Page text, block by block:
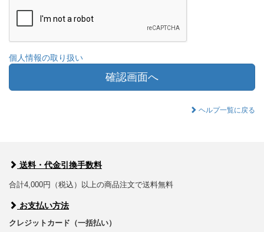
個人情報の取り扱い
確認画面へ
ヘルプ一覧に戻る
送料・代金引換手数料
合計4,000円（税込）以上の商品注文で送料無料
お支払い方法
クレジットカード（一括払い）